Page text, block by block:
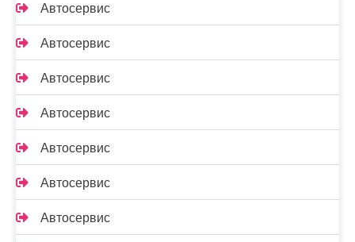
Автосервис
Автосервис
Автосервис
Автосервис
Автосервис
Автосервис
Автосервис